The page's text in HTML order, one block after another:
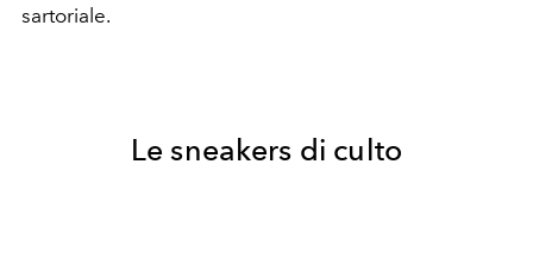
sartoriale.
Le sneakers di culto